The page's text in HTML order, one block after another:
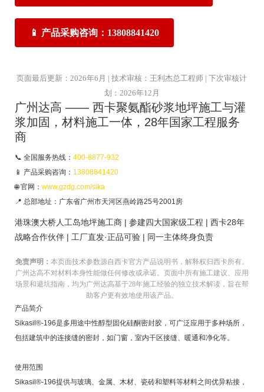
📱 产品采购咨询：13808841420
页面最后更新：2026年6月 | 技术审核：王利杰总工程师 | 下次审核计
划：2026年12月
广州达高 —— 西卡聚氨酯砂浆地坪施工与灌
浆加固，材料施工一体，28年国家工程服务
商
📞 全国服务热线： 400-8877-932
📱 产品采购咨询： 13808841420
🌐 官网： www.gzdg.com/sika
📍 总部地址：广东省广州市天河区燕岭路25号2001房
港珠澳大桥人工岛地坪施工商 | 参建四大国家级工程 | 西卡28年
战略合作伙伴 | 工厂直发·正品可验 | 同一主体终身负责
免责声明： 本页面技术参数源自西卡官方产品说明书，解释权归西卡所有。
广州达高不对材料本身性能做任何修改或承诺。页面中所有施工建议、应用
场景和避坑指南，均为广州达高基于28年施工经验的独立技术解读，旨在帮
助客户更有效地使用该产品。
产品简介
Sikasil®-196是多用途中性醇型固化硅酮密封胶，可广泛应用于多种场所，
包括建筑中的连接缝的密封，如门窗，室内干区接缝、暖通和净化等。
使用范围
Sikasil®-196提供与玻璃、金属、木材、瓷砖和塑料等材料之间优异粘接，